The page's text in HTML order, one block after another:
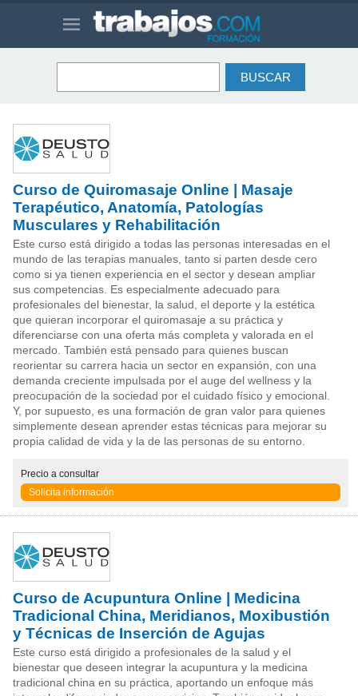
Curso de Quiromasaje Online | Masaje
Terapéutico, Anatomía, Patologías
Musculares y Rehabilitación
Este curso está dirigido a todas las personas interesadas en el
mundo de las terapias manuales, tanto si parten desde cero
como si ya tienen experiencia en el sector y desean ampliar
sus competencias. Es especialmente adecuado para
profesionales del bienestar, la salud, el deporte y la estética
que quieran incorporar el quiromasaje a su práctica y
diferenciarse con una oferta más completa y valorada en el
mercado. También está pensado para quienes buscan
reorientar su carrera hacia un sector en expansión, con una
demanda creciente impulsada por el auge del wellness y la
preocupación de la sociedad por el cuidado físico y emocional.
Y, por supuesto, es una formación de gran valor para quienes
simplemente desean aprender estas técnicas para mejorar su
propia calidad de vida y la de las personas de su entorno.
Precio a consultar
Solicita información
Curso de Acupuntura Online | Medicina
Tradicional China, Meridianos, Moxibustión
y Técnicas de Inserción de Agujas
Este curso está dirigido a profesionales de la salud y el
bienestar que deseen integrar la acupuntura y la medicina
tradicional china en su práctica, aportando un enfoque más